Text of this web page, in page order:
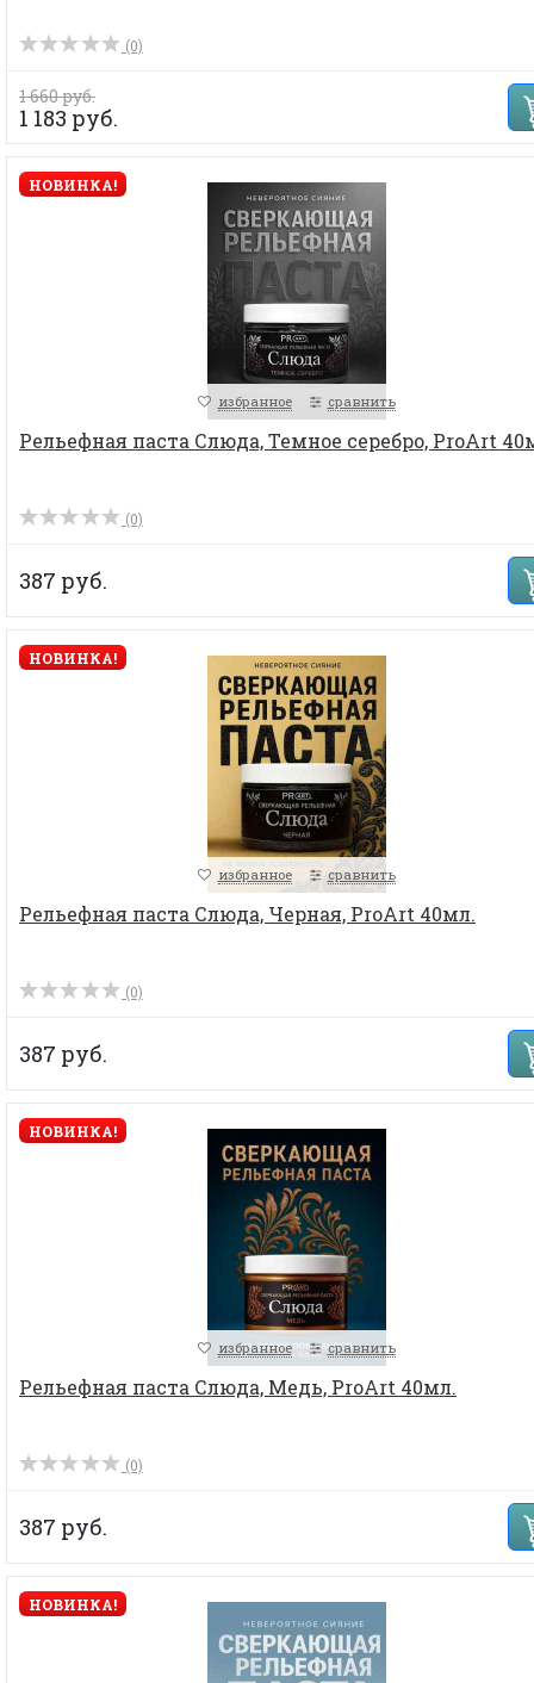
(0)
1 660 руб.
1 183 руб.
НОВИНКА!
избранное сравнить
Рельефная паста Слюда, Темное серебро, ProArt
(0)
387 руб.
НОВИНКА!
избранное сравнить
Рельефная паста Слюда, Черная, ProArt 40мл.
(0)
387 руб.
НОВИНКА!
избранное сравнить
Рельефная паста Слюда, Медь, ProArt 40мл.
(0)
387 руб.
НОВИНКА!